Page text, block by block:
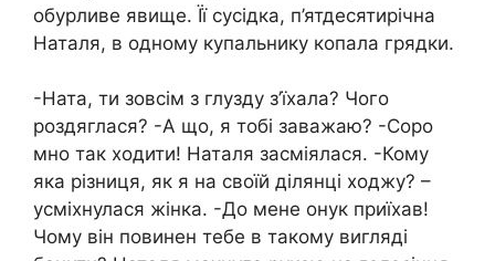
обурливе явище. Її сусідка, п’ятдесятирічна
Наталя, в одному купальнику копала грядки.
-Ната, ти зовсім з глузду з’їхала? Чого
роздяглася? -А що, я тобі заважаю? -Соро
мно так ходити! Наталя засміялася. -Кому
яка різниця, як я на своїй ділянці ходжу? –
усміхнулася жінка. -До мене онук приїхав!
Чому він повинен тебе в такому вигляді